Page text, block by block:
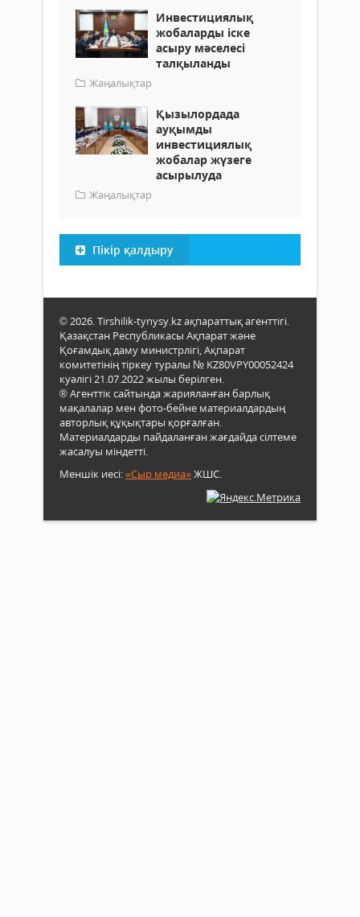
Инвестициялық
жобаларды іске
асыру мәселесі
талқыланды
Жаңалықтар
Қызылордада
ауқымды
инвестициялық
жобалар жүзеге
асырылуда
Жаңалықтар
Пікір қалдыру
© 2026. Tirshilik-tynysy.kz ақпараттық агенттігі.
Қазақстан Республикасы Ақпарат және
Қоғамдық даму министрлігі, Ақпарат
комитетінің тіркеу туралы № KZ80VPY00052424
куәлігі 21.07.2022 жылы берілген.
® Агенттік сайтында жарияланған барлық
мақалалар мен фото-бейне материалдардың
авторлық құқықтары қорғалған.
Материалдарды пайдаланған жағдайда сілтеме
жасалуы міндетті.
Меншік иесі:«Сыр медиа»ЖШС.